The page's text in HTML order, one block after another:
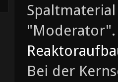
"Moderator".
Bei der